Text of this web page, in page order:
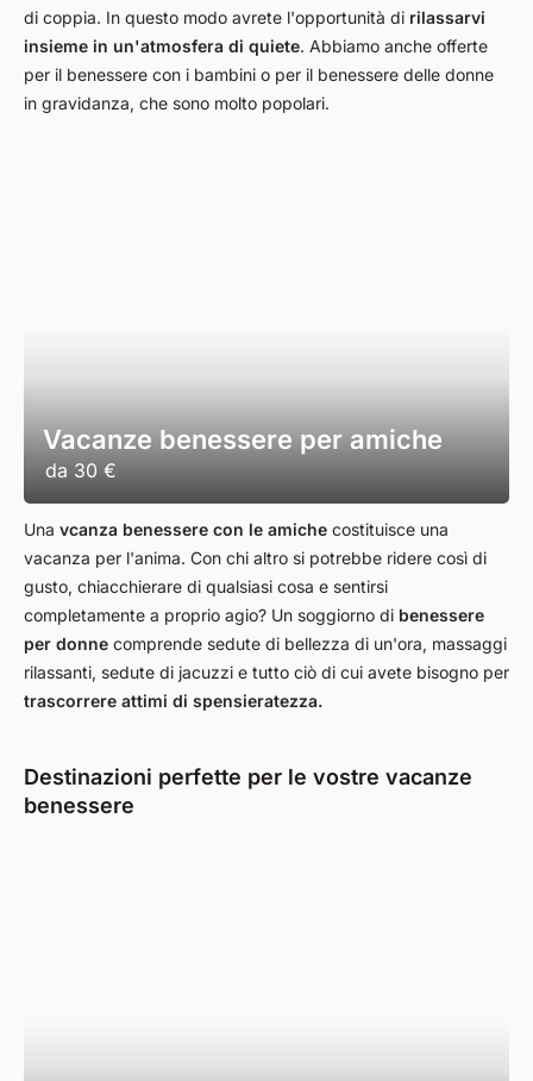
di coppia. In questo modo avrete l'opportunità di rilassarvi
insieme in un'atmosfera di quiete. Abbiamo anche offerte
per il benessere con i bambini o per il benessere delle donne
in gravidanza, che sono molto popolari.
Vacanze benessere per amiche
da 30 €
Una vcanza benessere con le amiche costituisce una
vacanza per l'anima. Con chi altro si potrebbe ridere così di
gusto, chiacchierare di qualsiasi cosa e sentirsi
completamente a proprio agio? Un soggiorno di benessere
per donne comprende sedute di bellezza di un'ora, massaggi
rilassanti, sedute di jacuzzi e tutto ciò di cui avete bisogno per
trascorrere attimi di spensieratezza.
Destinazioni perfette per le vostre vacanze
benessere